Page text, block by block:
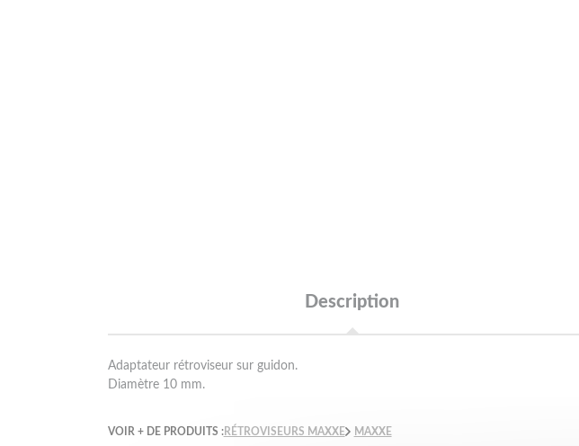
Description
Adaptateur rétroviseur sur guidon.
Diamètre 10 mm.
VOIR + DE PRODUITS :RÉTROVISEURS MAXXE MAXXE